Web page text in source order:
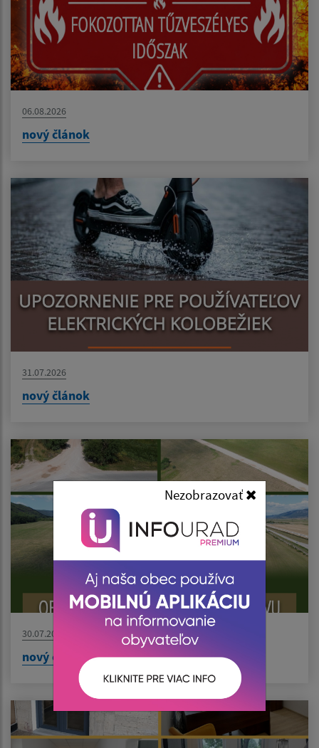
Nezobrazovať
06.08.2026
nový článok
31.07.2026
nový článok
30.07.2026
nový článok